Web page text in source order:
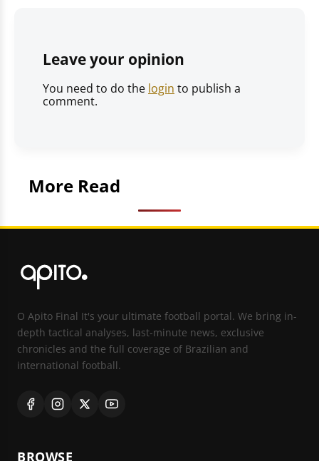
Leave your opinion
You need to do the login to publish a
comment.
More Read
O Apito Final It's your ultimate football portal. We bring in-
depth tactical analyses, last-minute news, exclusive
chronicles and the full coverage of Brazilian and
international football.
BROWSE